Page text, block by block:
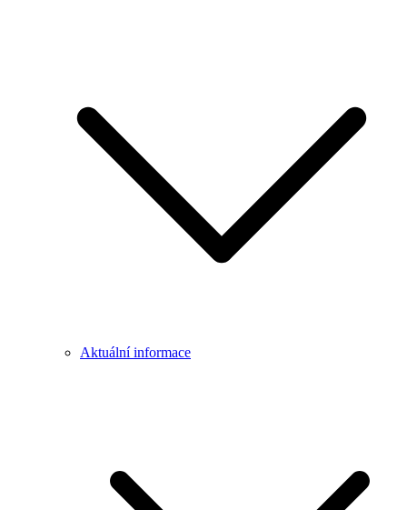
Aktuální informace